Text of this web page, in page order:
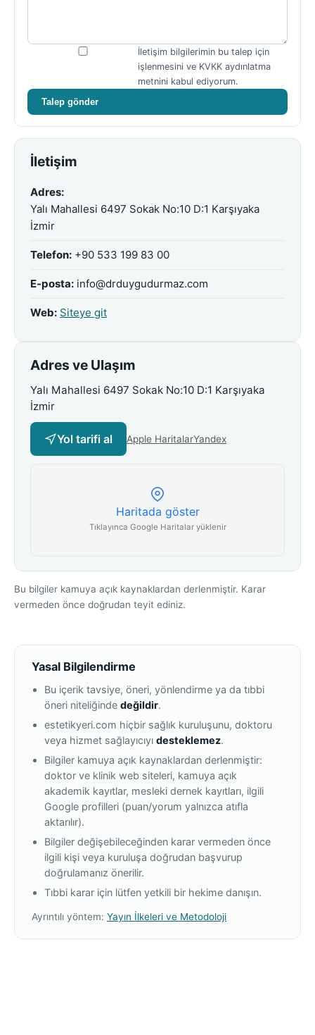
İletişim bilgilerimin bu talep için
işlenmesini ve KVKK aydınlatma
metnini kabul ediyorum.
Talep gönder
İletişim
Adres:
Yalı Mahallesi 6497 Sokak No:10 D:1 Karşıyaka
İzmir
Telefon: +90 533 199 83 00
E-posta: info@drduygudurmaz.com
Web: Siteye git
Adres ve Ulaşım
Yalı Mahallesi 6497 Sokak No:10 D:1 Karşıyaka
İzmir
Yol tarifi al Apple HaritalarYandex
Haritada göster
Tıklayınca Google Haritalar yüklenir
Bu bilgiler kamuya açık kaynaklardan derlenmiştir. Karar
vermeden önce doğrudan teyit ediniz.
Yasal Bilgilendirme
Bu içerik tavsiye, öneri, yönlendirme ya da tıbbi
öneri niteliğinde değildir.
estetikyeri.com hiçbir sağlık kuruluşunu, doktoru
veya hizmet sağlayıcıyı desteklemez.
Bilgiler kamuya açık kaynaklardan derlenmiştir:
doktor ve klinik web siteleri, kamuya açık
akademik kayıtlar, mesleki dernek kayıtları, ilgili
Google profilleri (puan/yorum yalnızca atıfla
aktarılır).
Bilgiler değişebileceğinden karar vermeden önce
ilgili kişi veya kuruluşa doğrudan başvurup
doğrulamanız önerilir.
Tıbbi karar için lütfen yetkili bir hekime danışın.
Ayrıntılı yöntem: Yayın İlkeleri ve Metodoloji